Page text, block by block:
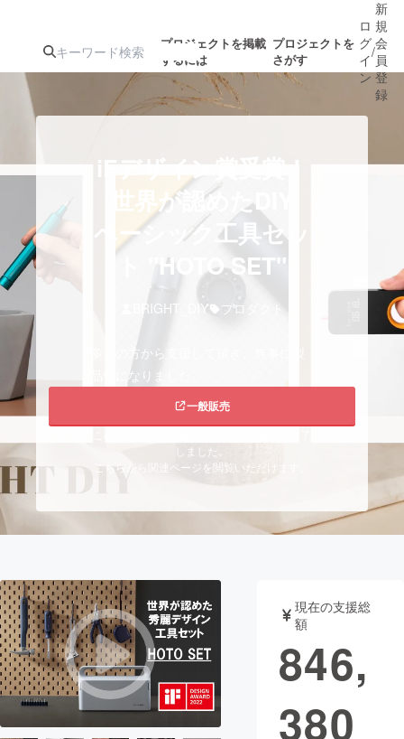
プロジェクトを掲載
するには
プロジェクトを
さがす
ジェクト
アート・写真
ゲーム・サ
書籍・雑誌
ビジネス・起業 チャレンジ
まちづくり・地域活性化
コミュニティ
ロ
グ
イ
ン
/
新
規
会
員
登
録
iFデザイン賞受賞！
世界が認めたDIY
ベーシック工具セッ
ト "HOTO SET"
BRIGHT_DIY プロダクト
多くの方から支援して頂き、無事に製
品化になりました。
一般販売
しました。
こちらから関連ページを閲覧いただけます。
現在の支援総
額
846,
380